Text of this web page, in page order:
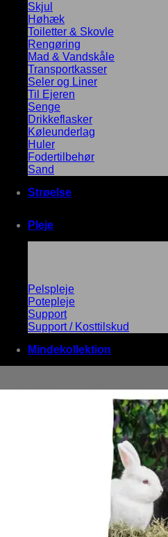
Skjul
Høhæk
Toiletter & Skovle
Rengøring
Mad & Vandskåle
Transportkasser
Seler og Liner
Til Ejeren
Senge
Drikkeflasker
Køleunderlag
Huler
Fodertilbehør
Sand
Strøelse
Pleje
Pelspleje
Potepleje
Support
Support / Kosttilskud
Mindekollektion